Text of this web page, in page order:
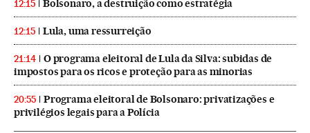
12:15 Bolsonaro, a destruição como estratégia
12:15 Lula, uma ressurreição
21:14
O programa eleitoral de Lula da Silva: subidas de
impostos para os ricos e proteção para as minorias
20:55
Programa eleitoral de Bolsonaro: privatizações e
privilégios legais para a Polícia